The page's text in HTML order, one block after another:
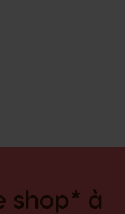
shop* à